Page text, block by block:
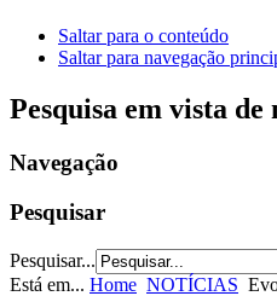
Saltar para o conteúdo
Saltar para navegação
Pesquisa em vista de
Navegação
Pesquisar
Pesquisar...
Está em... Home NOTÍCIAS